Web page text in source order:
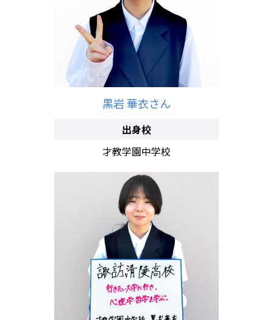
黒岩 華衣さん
出身校
才教学園中学校